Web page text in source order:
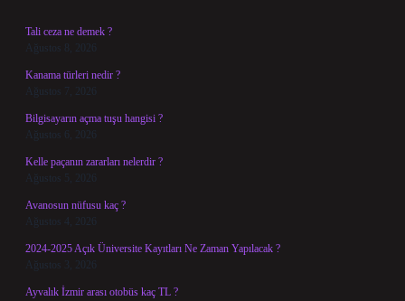
Tali ceza ne demek ?
Ağustos 8, 2026
Kanama türleri nedir ?
Ağustos 7, 2026
Bilgisayarın açma tuşu hangisi ?
Ağustos 6, 2026
Kelle paçanın zararları nelerdir ?
Ağustos 5, 2026
Avanosun nüfusu kaç ?
Ağustos 4, 2026
2024-2025 Açık Üniversite Kayıtları Ne Zaman Yapılacak ?
Ağustos 3, 2026
Ayvalık İzmir arası otobüs kaç TL ?